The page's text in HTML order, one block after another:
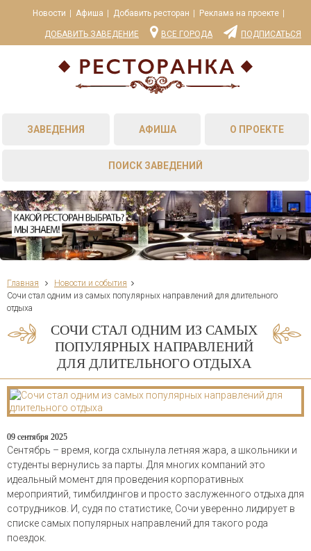
Новости Афиша Добавить ресторан Реклама на проекте
ДОБАВИТЬ ЗАВЕДЕНИЕ ВСЕ ГОРОДА ПОДПИСАТЬСЯ
ЗАВЕДЕНИЯ АФИША О ПРОЕКТЕ
ПОИСК ЗАВЕДЕНИЙ
Главная
Новости и события
Сочи стал одним из самых популярных направлений для длительного
отдыха
СОЧИ СТАЛ ОДНИМ ИЗ САМЫХ
ПОПУЛЯРНЫХ НАПРАВЛЕНИЙ
ДЛЯ ДЛИТЕЛЬНОГО ОТДЫХА
09 сентября 2025
Сентябрь – время, когда схлынула летняя жара, а школьники и
студенты вернулись за парты. Для многих компаний это
идеальный момент для проведения корпоративных
мероприятий, тимбилдингов и просто заслуженного отдыха для
сотрудников. И, судя по статистике, Сочи уверенно лидирует в
списке самых популярных направлений для такого рода
поездок.